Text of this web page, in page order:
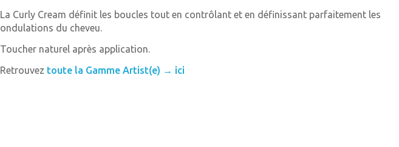
La Curly Cream définit les boucles tout en contrôlant et en définissant parfaitement les
ondulations du cheveu.
Toucher naturel après application.
Retrouvez toute la Gamme Artist(e) → ici